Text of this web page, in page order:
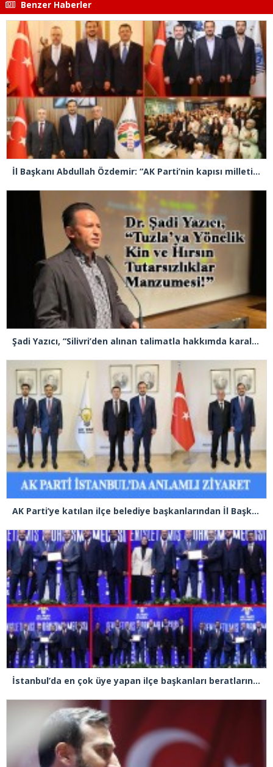
Benzer Haberler
İl Başkanı Abdullah Özdemir: “AK Parti’nin kapısı milletine hizmet etmek isteyen herkese açıktır”
Şadi Yazıcı, “Silivri’den alınan talimatla hakkımda karalama kampanyası yürütülüyor”
AK Parti’ye katılan ilçe belediye başkanlarından İl Başkanı Özdemir’e ziyaret
İstanbul’da en çok üye yapan ilçe başkanları beratlarını Cumhurbaşkanı Erdoğan’ın elinden aldı